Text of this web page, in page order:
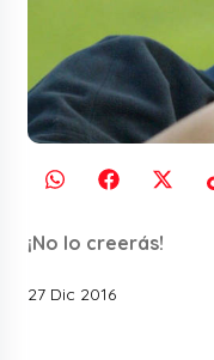
¡No lo creerás!
27 Dic 2016